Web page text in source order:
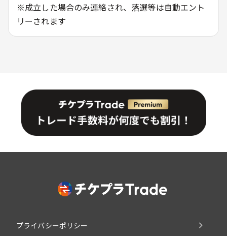
※成立した場合のみ連絡され、落選等は自動エント
リーされます
プライバシーポリシー